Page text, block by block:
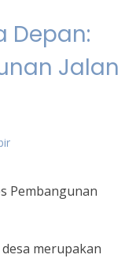
Depan:
Jalan
Pembangunan
merupakan